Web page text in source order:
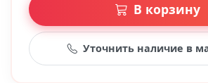
В корзину
Уточнить наличие в